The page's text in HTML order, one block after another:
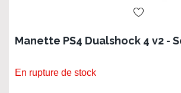
Manette PS4 Dualshock 4 v2 -
En rupture de stock